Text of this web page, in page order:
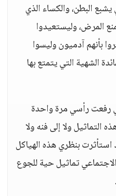
البطن، والكساء الذي
المرض، وليستعيدوا
بأنهم آدميون وليسوا
الشهية التي يتمتع بها
رفعت رأسي مرة واحدة
التماثيل ولا إلى فنه ولا
استأثرت بنظري هذه الهياكل
تماثيل حية للجوع